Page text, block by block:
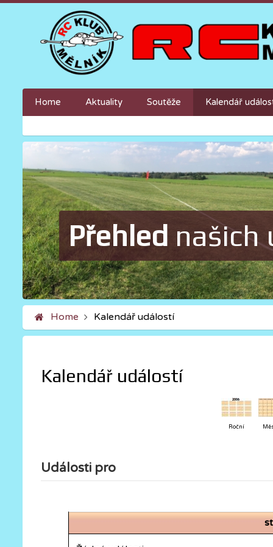
Home Aktuality Soutěže Kalendář
Přehled našich
Home Kalendář událostí
Kalendář událostí
Roční
Události pro